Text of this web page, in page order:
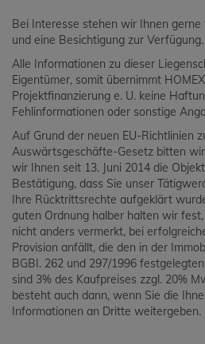
Bei Interesse stehen wir Ihnen
und eine Besichtigung zur Verfügung.
Alle Informationen zu dieser
Eigentümer, somit übernimmt
Projektfinanzierung e. U. keine
Fehlinformationen oder sonstige
Auf Grund der neuen EU-Richtlinien
Auswärtsgeschäfte-Gesetz bitten
wir Ihnen seit 13. Juni 2014 die
Bestätigung, dass Sie unser
Ihre Rücktrittsrechte aufgeklärt
guten Ordnung halber halten wir
nicht anders vermerkt, bei
Provision anfällt, die den in der
BGBI. 262 und 297/1996
sind 3% des Kaufpreises zzgl. 20%
besteht auch dann, wenn Sie die
Informationen an Dritte weitergeben.